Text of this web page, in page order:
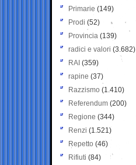
Primarie (149)
Prodi (52)
Provincia (139)
radici e valori (3.682)
RAI (359)
rapine (37)
Razzismo (1.410)
Referendum (200)
Regione (344)
Renzi (1.521)
Repetto (46)
Rifiuti (84)